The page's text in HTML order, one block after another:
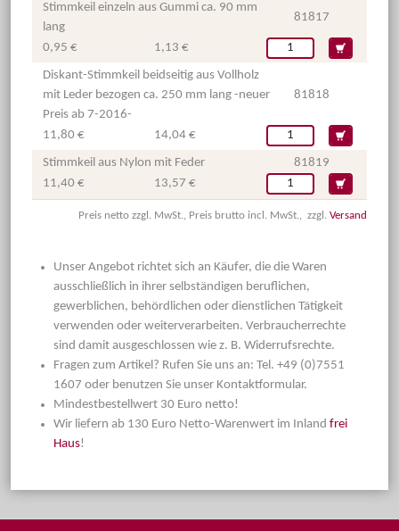
Stimmkeil einzeln aus Gummi ca. 90 mm
lang
81817
0,95 € 1,13 €
Diskant-Stimmkeil beidseitig aus Vollholz
mit Leder bezogen ca. 250 mm lang -neuer
Preis ab 7-2016-
81818
11,80 € 14,04 €
Stimmkeil aus Nylon mit Feder
81819
11,40 €
13,57 €
Preis netto zzgl. MwSt., Preis brutto incl. MwSt., zzgl. Versand
Unser Angebot richtet sich an Käufer, die die Waren
ausschließlich in ihrer selbständigen beruflichen,
gewerblichen, behördlichen oder dienstlichen Tätigkeit
verwenden oder weiterverarbeiten. Verbraucherrechte
sind damit ausgeschlossen wie z. B. Widerrufsrechte.
Fragen zum Artikel? Rufen Sie uns an: Tel. +49 (0)7551
1607 oder benutzen Sie unser Kontaktformular.
Mindestbestellwert 30 Euro netto!
Wir liefern ab 130 Euro Netto-Warenwert im Inland frei
Haus!